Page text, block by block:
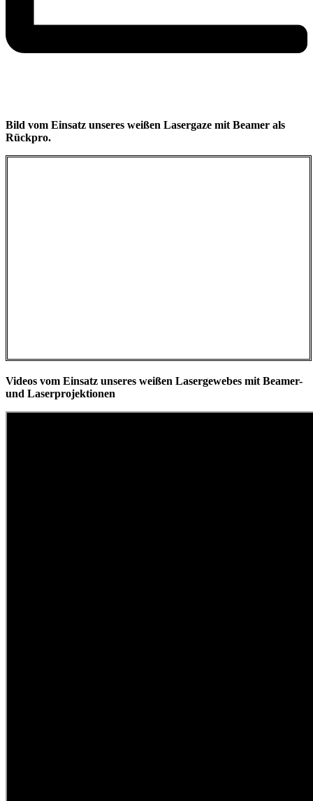
Bild vom Einsatz unseres weißen Lasergaze mit Beamer als
Rückpro.
Videos vom Einsatz unseres weißen Lasergewebes mit Beamer-
und Laserprojektionen